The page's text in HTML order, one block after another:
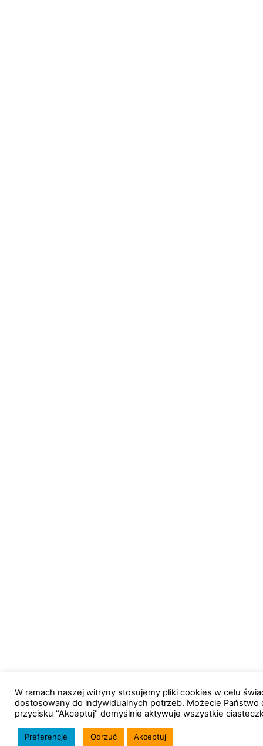
W ramach naszej witryny stosujemy pliki cookies w celu
dostosowany do indywidualnych potrzeb. Możecie
przycisku "Akceptuj" domyślnie aktywuje wszystkie
Preferencje Odrzuć Akceptuj